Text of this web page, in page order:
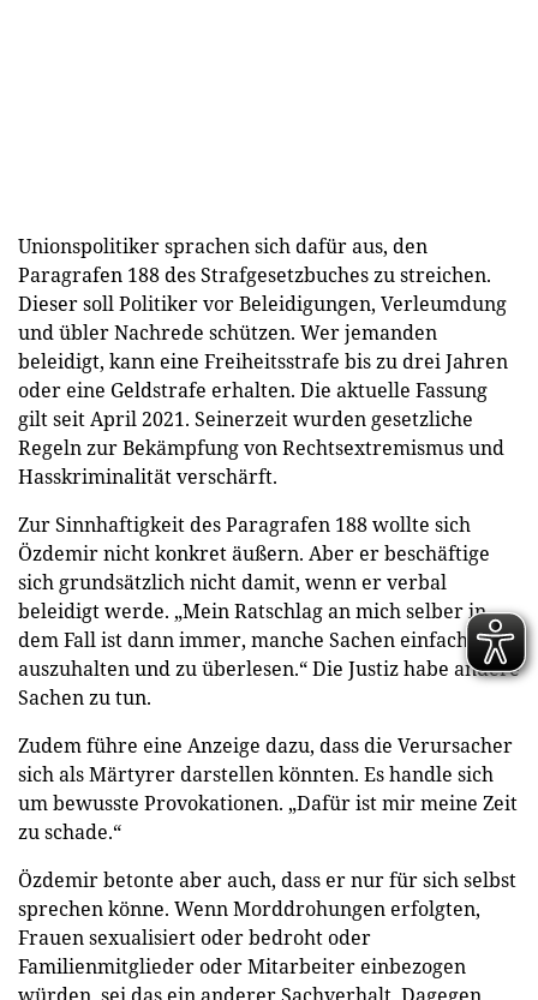
Unionspolitiker sprachen sich dafür aus, den
Paragrafen 188 des Strafgesetzbuches zu streichen.
Dieser soll Politiker vor Beleidigungen, Verleumdung
und übler Nachrede schützen. Wer jemanden
beleidigt, kann eine Freiheitsstrafe bis zu drei Jahren
oder eine Geldstrafe erhalten. Die aktuelle Fassung
gilt seit April 2021. Seinerzeit wurden gesetzliche
Regeln zur Bekämpfung von Rechtsextremismus und
Hasskriminalität verschärft.
Zur Sinnhaftigkeit des Paragrafen 188 wollte sich
Özdemir nicht konkret äußern. Aber er beschäftige
sich grundsätzlich nicht damit, wenn er verbal
beleidigt werde. „Mein Ratschlag an mich selber in
dem Fall ist dann immer, manche Sachen einfach
auszuhalten und zu überlesen.“ Die Justiz habe andere
Sachen zu tun.
Zudem führe eine Anzeige dazu, dass die Verursacher
sich als Märtyrer darstellen könnten. Es handle sich
um bewusste Provokationen. „Dafür ist mir meine Zeit
zu schade.“
Özdemir betonte aber auch, dass er nur für sich selbst
sprechen könne. Wenn Morddrohungen erfolgten,
Frauen sexualisiert oder bedroht oder
Familienmitglieder oder Mitarbeiter einbezogen